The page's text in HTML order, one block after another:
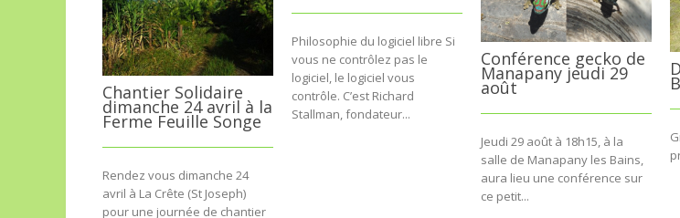
Chantier Solidaire
dimanche 24 avril à la
Ferme Feuille Songe
Rendez vous dimanche 24
avril à La Crête (St Joseph)
pour une journée de chantier
Philosophie du logiciel libre Si
vous ne contrôlez pas le
logiciel, le logiciel vous
contrôle. C’est Richard
Stallman, fondateur...
Conférence gecko de
Manapany jeudi 29
août
Jeudi 29 août à 18h15, à la
salle de Manapany les Bains,
aura lieu une conférence sur
ce petit...